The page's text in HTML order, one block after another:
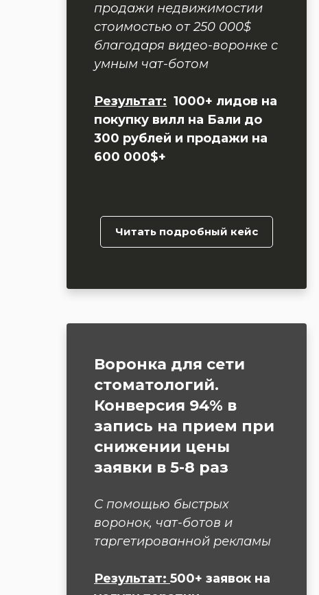
продажи недвижимостии
стоимостью от 250 000$
благодаря видео-воронке с
умным чат-ботом
Результат: 1000+ лидов на
покупку вилл на Бали до
300 рублей и продажи на
600 000$+
Читать подробный кейс
Воронка для сети
стоматологий.
Конверсия 94% в
запись на прием при
снижении цены
заявки в 5-8 раз
С помощью быстрых
воронок, чат-ботов и
таргетированной рекламы
Результат: 500+ заявок на